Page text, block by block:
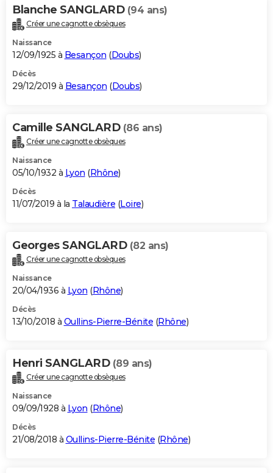
Blanche SANGLARD (94 ans)
Créer une cagnotte obsèques
Naissance
12/09/1925 à Besançon (Doubs)
Décès
29/12/2019 à Besançon (Doubs)
Camille SANGLARD (86 ans)
Créer une cagnotte obsèques
Naissance
05/10/1932 à Lyon (Rhône)
Décès
11/07/2019 à la Talaudière (Loire)
Georges SANGLARD (82 ans)
Créer une cagnotte obsèques
Naissance
20/04/1936 à Lyon (Rhône)
Décès
13/10/2018 à Oullins-Pierre-Bénite (Rhône)
Henri SANGLARD (89 ans)
Créer une cagnotte obsèques
Naissance
09/09/1928 à Lyon (Rhône)
Décès
21/08/2018 à Oullins-Pierre-Bénite (Rhône)